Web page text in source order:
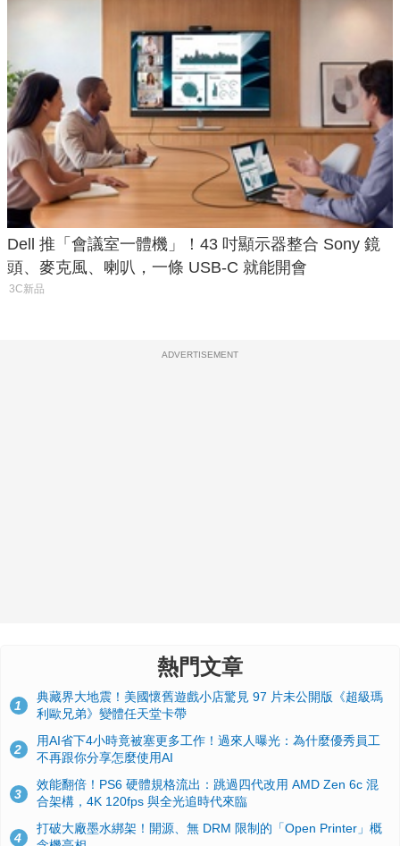
Dell 推「會議室一體機」！43 吋顯示器整合 Sony 鏡
頭、麥克風、喇叭，一條 USB-C 就能開會
3C新品
ADVERTISEMENT
熱門文章
1
典藏界大地震！美國懷舊遊戲小店驚見 97 片未公開版《超級瑪
利歐兄弟》變體任天堂卡帶
2
用AI省下4小時竟被塞更多工作！過來人曝光：為什麼優秀員工
不再跟你分享怎麼使用AI
3
效能翻倍！PS6 硬體規格流出：跳過四代改用 AMD Zen 6c 混
合架構，4K 120fps 與全光追時代來臨
4
打破大廠墨水綁架！開源、無 DRM 限制的「Open Printer」概